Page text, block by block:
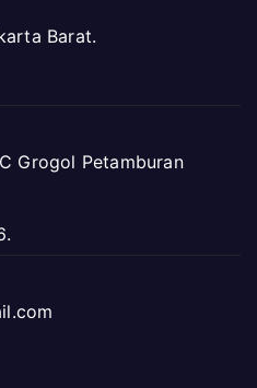
Barat.
Grogol Petamburan